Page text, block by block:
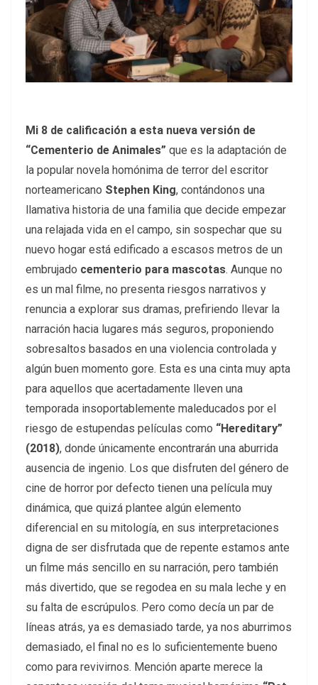
Mi 8 de calificación a esta nueva versión de
“Cementerio de Animales” que es la adaptación de
la popular novela homónima de terror del escritor
norteamericano Stephen King, contándonos una
llamativa historia de una familia que decide empezar
una relajada vida en el campo, sin sospechar que su
nuevo hogar está edificado a escasos metros de un
embrujado cementerio para mascotas. Aunque no
es un mal filme, no presenta riesgos narrativos y
renuncia a explorar sus dramas, prefiriendo llevar la
narración hacia lugares más seguros, proponiendo
sobresaltos basados en una violencia controlada y
algún buen momento gore. Esta es una cinta muy apta
para aquellos que acertadamente lleven una
temporada insoportablemente maleducados por el
riesgo de estupendas películas como “Hereditary”
(2018), donde únicamente encontrarán una aburrida
ausencia de ingenio. Los que disfruten del género de
cine de horror por defecto tienen una película muy
dinámica, que quizá plantee algún elemento
diferencial en su mitología, en sus interpretaciones
digna de ser disfrutada que de repente estamos ante
un filme más sencillo en su narración, pero también
más divertido, que se regodea en su mala leche y en
su falta de escrúpulos. Pero como decía un par de
líneas atrás, ya es demasiado tarde, ya nos aburrimos
demasiado, el final no es lo suficientemente bueno
como para revivirnos. Mención aparte merece la